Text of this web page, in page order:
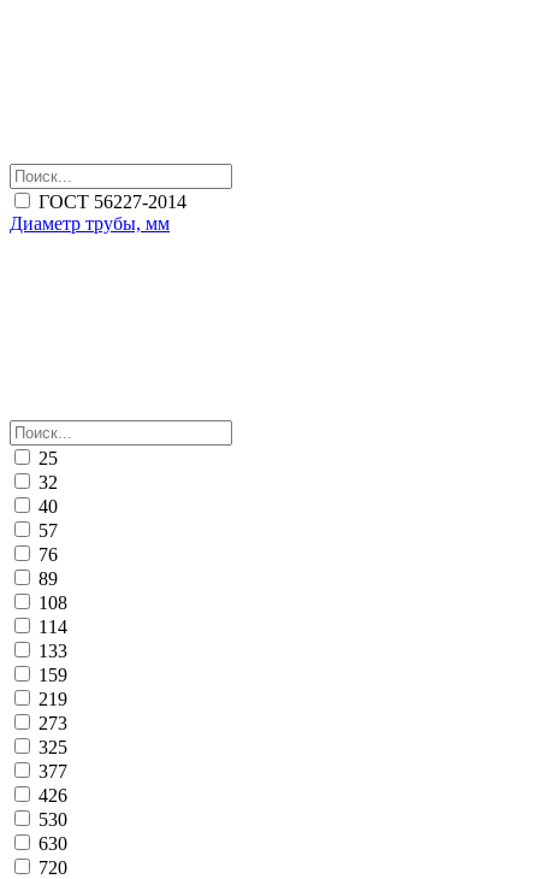
ГОСТ 56227-2014
Диаметр трубы, мм
25
32
40
57
76
89
108
114
133
159
219
273
325
377
426
530
630
720